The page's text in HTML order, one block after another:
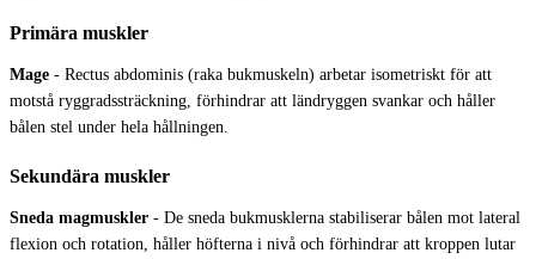
Primära muskler
Mage - Rectus abdominis (raka bukmuskeln) arbetar isometriskt för att
motstå ryggradssträckning, förhindrar att ländryggen svankar och håller
bålen stel under hela hållningen.
Sekundära muskler
Sneda magmuskler - De sneda bukmusklerna stabiliserar bålen mot lateral
flexion och rotation, håller höfterna i nivå och förhindrar att kroppen lutar